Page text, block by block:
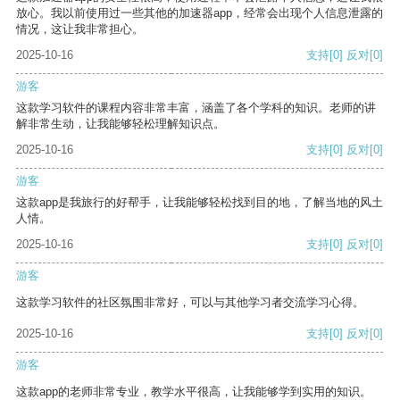
放心。我以前使用过一些其他的加速器app，经常会出现个人信息泄露的
情况，这让我非常担心。
2025-10-16
支持[0] 反对[0]
游客
这款学习软件的课程内容非常丰富，涵盖了各个学科的知识。老师的讲
解非常生动，让我能够轻松理解知识点。
2025-10-16
支持[0] 反对[0]
游客
这款app是我旅行的好帮手，让我能够轻松找到目的地，了解当地的风土
人情。
2025-10-16
支持[0] 反对[0]
游客
这款学习软件的社区氛围非常好，可以与其他学习者交流学习心得。
2025-10-16 支持[0] 反对[0]
游客
这款app的老师非常专业，教学水平很高，让我能够学到实用的知识。